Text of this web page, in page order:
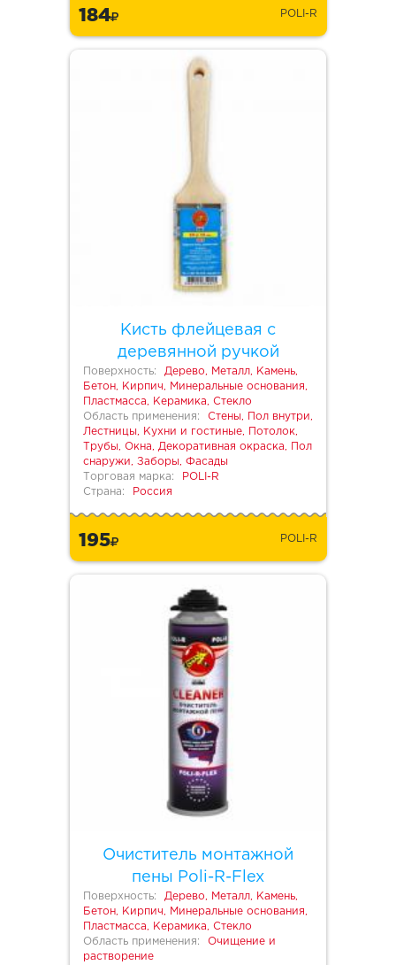
184 POLI-R
Кисть флейцевая с
деревянной ручкой
Поверхность:
Дерево, Металл, Камень,
Бетон, Кирпич, Минеральные основания,
Пластмасса, Керамика, Стекло
Область применения:
Стены, Пол внутри,
Лестницы, Кухни и гостиные, Потолок,
Трубы, Окна, Декоративная окраска, Пол
снаружи, Заборы, Фасады
Торговая марка:
POLI-R
Страна:
Россия
195 POLI-R
Очиститель монтажной
пены Poli-R-Flex
Поверхность:
Дерево, Металл, Камень,
Бетон, Кирпич, Минеральные основания,
Пластмасса, Керамика, Стекло
Область применения:
Очищение и
растворение